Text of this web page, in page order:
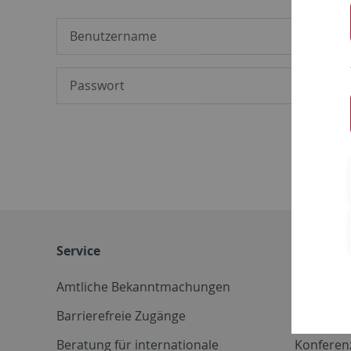
Service
Amtliche Bekanntmachungen
Barrierefreie Zugänge
Beratung für internationale